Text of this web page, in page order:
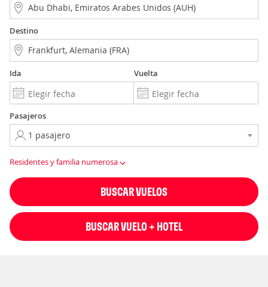
Destino
Ida Vuelta
Pasajeros
Residentes y familia numerosa
BUSCAR VUELOS
BUSCAR VUELO + HOTEL